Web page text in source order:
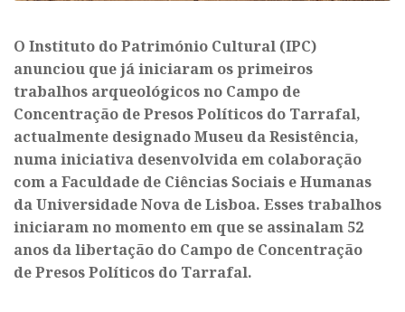
O Instituto do Património Cultural (IPC)
anunciou que já iniciaram os primeiros
trabalhos arqueológicos no Campo de
Concentração de Presos Políticos do Tarrafal,
actualmente designado Museu da Resistência,
numa iniciativa desenvolvida em colaboração
com a Faculdade de Ciências Sociais e Humanas
da Universidade Nova de Lisboa. Esses trabalhos
iniciaram no momento em que se assinalam 52
anos da libertação do Campo de Concentração
de Presos Políticos do Tarrafal.